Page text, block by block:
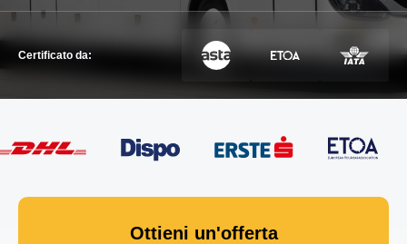
Certificato da:
Ottieni un'offerta